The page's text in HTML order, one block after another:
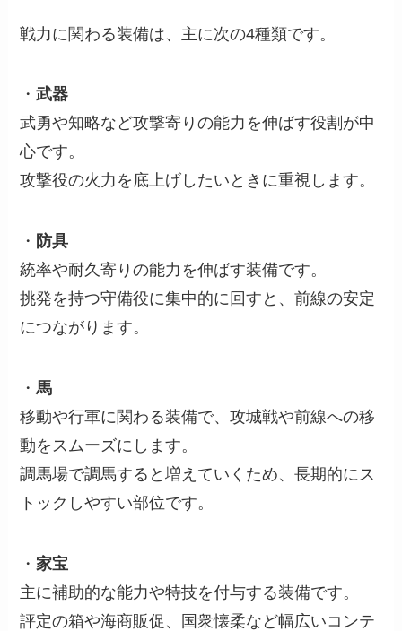
戦力に関わる装備は、主に次の4種類です。
・武器
武勇や知略など攻撃寄りの能力を伸ばす役割が中
心です。
攻撃役の火力を底上げしたいときに重視します。
・ 防具
統率や耐久寄りの能力を伸ばす装備です。
挑発を持つ守備役に集中的に回すと、前線の安定
につながります。
・馬
移動や行軍に関わる装備で、攻城戦や前線への移
動をスムーズにします。
調馬場で調馬すると増えていくため、長期的にス
トックしやすい部位です。
・家宝
主に補助的な能力や特技を付与する装備です。
評定の箱や海商販促、国衆懐柔など幅広いコンテ